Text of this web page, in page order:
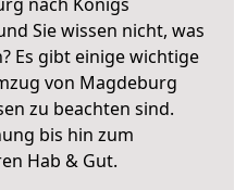
Sie wissen nicht, was
Es gibt einige wichtige
von Magdeburg
zu beachten sind.
bis hin zum
Hab & Gut.